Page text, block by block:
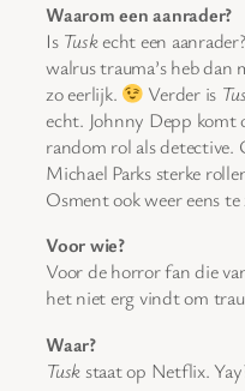
Waarom een aanrader?
Is Tuskecht een
walrus trauma’s heb
zo eerlijk.
Verder is
echt. Johnny Depp komt
random rol als detective.
Michael Parks sterke
Osment ook weer eens te
Voor wie?
Voor de horror fan die
het niet erg vindt om
Waar?
Tuskstaat op Netflix.